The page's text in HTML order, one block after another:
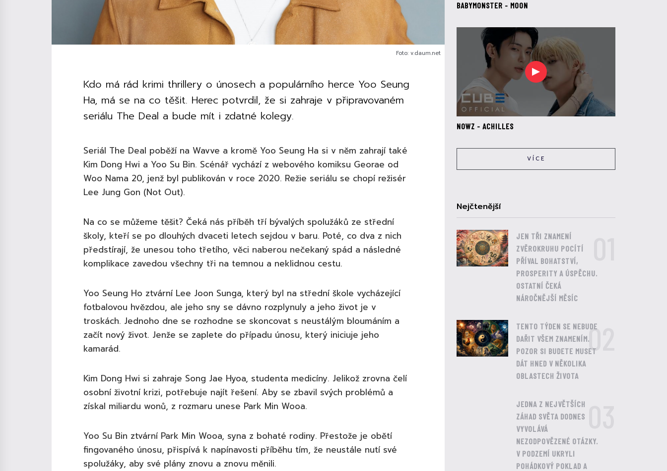
Foto: v.daum.net
Kdo má rád krimi thrillery o únosech a populárního herce Yoo Seung
Ha, má se na co těšit. Herec potvrdil, že si zahraje v připravovaném
seriálu The Deal a bude mít i zdatné kolegy.
Seriál The Deal poběží na Wavve a kromě Yoo Seung Ha si v něm zahrají také
Kim Dong Hwi a Yoo Su Bin. Scénář vychází z webového komiksu Georae od
Woo Nama 20, jenž byl publikován v roce 2020. Režie seriálu se chopí režisér
Lee Jung Gon (Not Out).
Na co se můžeme těšit? Čeká nás příběh tří bývalých spolužáků ze střední
školy, kteří se po dlouhých dvaceti letech sejdou v baru. Poté, co dva z nich
předstírají, že unesou toho třetího, věci naberou nečekaný spád a následné
komplikace zavedou všechny tři na temnou a neklidnou cestu.
Yoo Seung Ho ztvární Lee Joon Sunga, který byl na střední škole vycházející
fotbalovou hvězdou, ale jeho sny se dávno rozplynuly a jeho život je v
troskách. Jednoho dne se rozhodne se skoncovat s neustálým bloumáním a
začít nový život. Jenže se zaplete do případu únosu, který iniciuje jeho
kamarád.
Kim Dong Hwi si zahraje Song Jae Hyoa, studenta medicíny. Jelikož zrovna čelí
osobní životní krizi, potřebuje najít řešení. Aby se zbavil svých problémů a
získal miliardu wonů, z rozmaru unese Park Min Wooa.
Yoo Su Bin ztvární Park Min Wooa, syna z bohaté rodiny. Přestože je obětí
fingovaného únosu, přispívá k napínavosti příběhu tím, že neustále nutí své
spolužáky, aby své plány znovu a znovu měnili.
BABYMONSTER - MOON
NOWZ - ACHILLES
VÍCE
Nejčtenější
JEN TŘI ZNAMENÍ
ZVĚROKRUHU POCÍTÍ
PŘÍVAL BOHATSTVÍ,
PROSPERITY A ÚSPĚCHU.
OSTATNÍ ČEKÁ
NÁROČNĚJŠÍ MĚSÍC
TENTO TÝDEN SE NEBUDE
DAŘIT VŠEM ZNAMENÍM.
POZOR SI BUDETE MUSET
DÁT HNED V NĚKOLIKA
OBLASTECH ŽIVOTA
02
JEDNA Z NEJVĚTŠÍCH
ZÁHAD SVĚTA DODNES
VYVOLÁVÁ
NEZODPOVĚZENÉ OTÁZKY.
V PODZEMÍ UKRYLI
POHÁDKOVÝ POKLAD A